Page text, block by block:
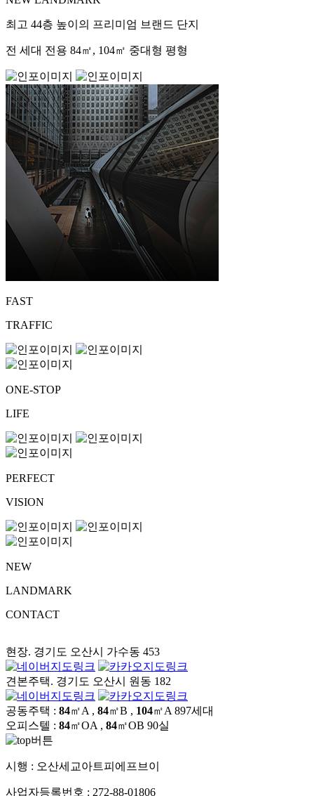
최고 44층 높이의 프리미엄 브랜드 단지
전 세대 전용 84㎡, 104㎡ 중대형 평형
FAST
TRAFFIC
ONE-STOP
LIFE
PERFECT
VISION
NEW
LANDMARK
CONTACT
현장. 경기도 오산시 가수동 453
견본주택. 경기도 오산시 원동 182
공동주택 : 84㎡A , 84㎡B , 104㎡A897세대
오피스텔 : 84㎡OA , 84㎡OB 90실
시행 : 오산세교아트피에프브이
사업자등록번호 : 272-88-01806